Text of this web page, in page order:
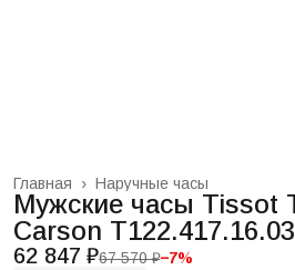
Наручные часы
Главная ›
Мужские часы Tissot
Carson
62 847 ₽67 570 ₽−7%